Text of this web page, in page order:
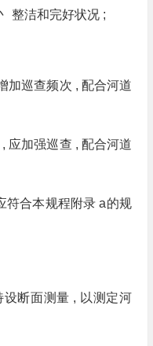
整洁和完好状况 ;
加巡查频次 , 配合河道
应加强巡查 , 配合河道
符合本规程附录 a的规
设断面测量 , 以测定河